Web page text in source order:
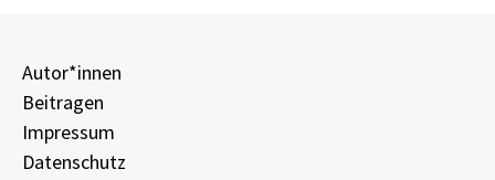
Autor*innen
Beitragen
Impressum
Datenschutz